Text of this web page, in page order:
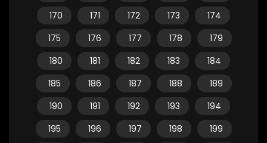
170
171 172 173
174
175
176 177 178
179
180
181 182 183
184
185
186 187 188
189
190
191 192 193
194
195
196 197 198
199